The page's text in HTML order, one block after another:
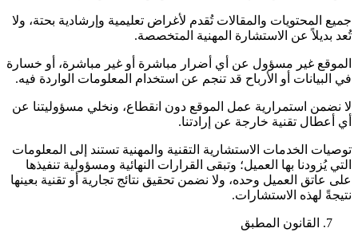
جميع المحتويات والمقالات تُقدم لأغراض تعليمية وإرشادية بحتة، ولا
تُعد بديلاً عن الاستشارة المهنية المتخصصة.
الموقع غير مسؤول عن أي أضرار مباشرة أو غير مباشرة، أو خسارة
في البيانات أو الأرباح قد تنجم عن استخدام المعلومات الواردة فيه.
لا نضمن استمرارية عمل الموقع دون انقطاع، ونخلي مسؤوليتنا عن
أي أعطال تقنية خارجة عن إرادتنا.
توصيات الخدمات الاستشارية التقنية والمهنية تستند إلى المعلومات
التي يُزودنا بها العميل؛ وتبقى القرارات النهائية ومسؤولية تنفيذها
على عاتق العميل وحده، ولا نضمن تحقيق نتائج تجارية أو تقنية بعينها
نتيجةً لهذه الاستشارات.
القانون المطبق